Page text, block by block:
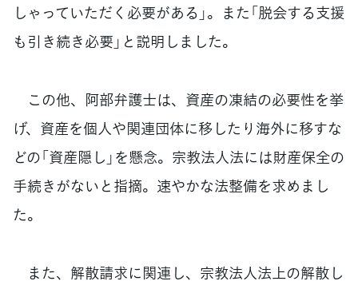
しゃっていただく必要がある」。また「脱会する支援
も引き続き必要」と説明しました。
この他、阿部弁護士は、資産の凍結の必要性を挙
げ、資産を個人や関連団体に移したり海外に移すな
どの「資産隠し」を懸念。宗教法人法には財産保全の
手続きがないと指摘。速やかな法整備を求めまし
た。
また、解散請求に関連し、宗教法人法上の解散し